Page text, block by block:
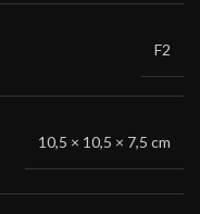
F2
10,5 × 10,5 × 7,5 cm